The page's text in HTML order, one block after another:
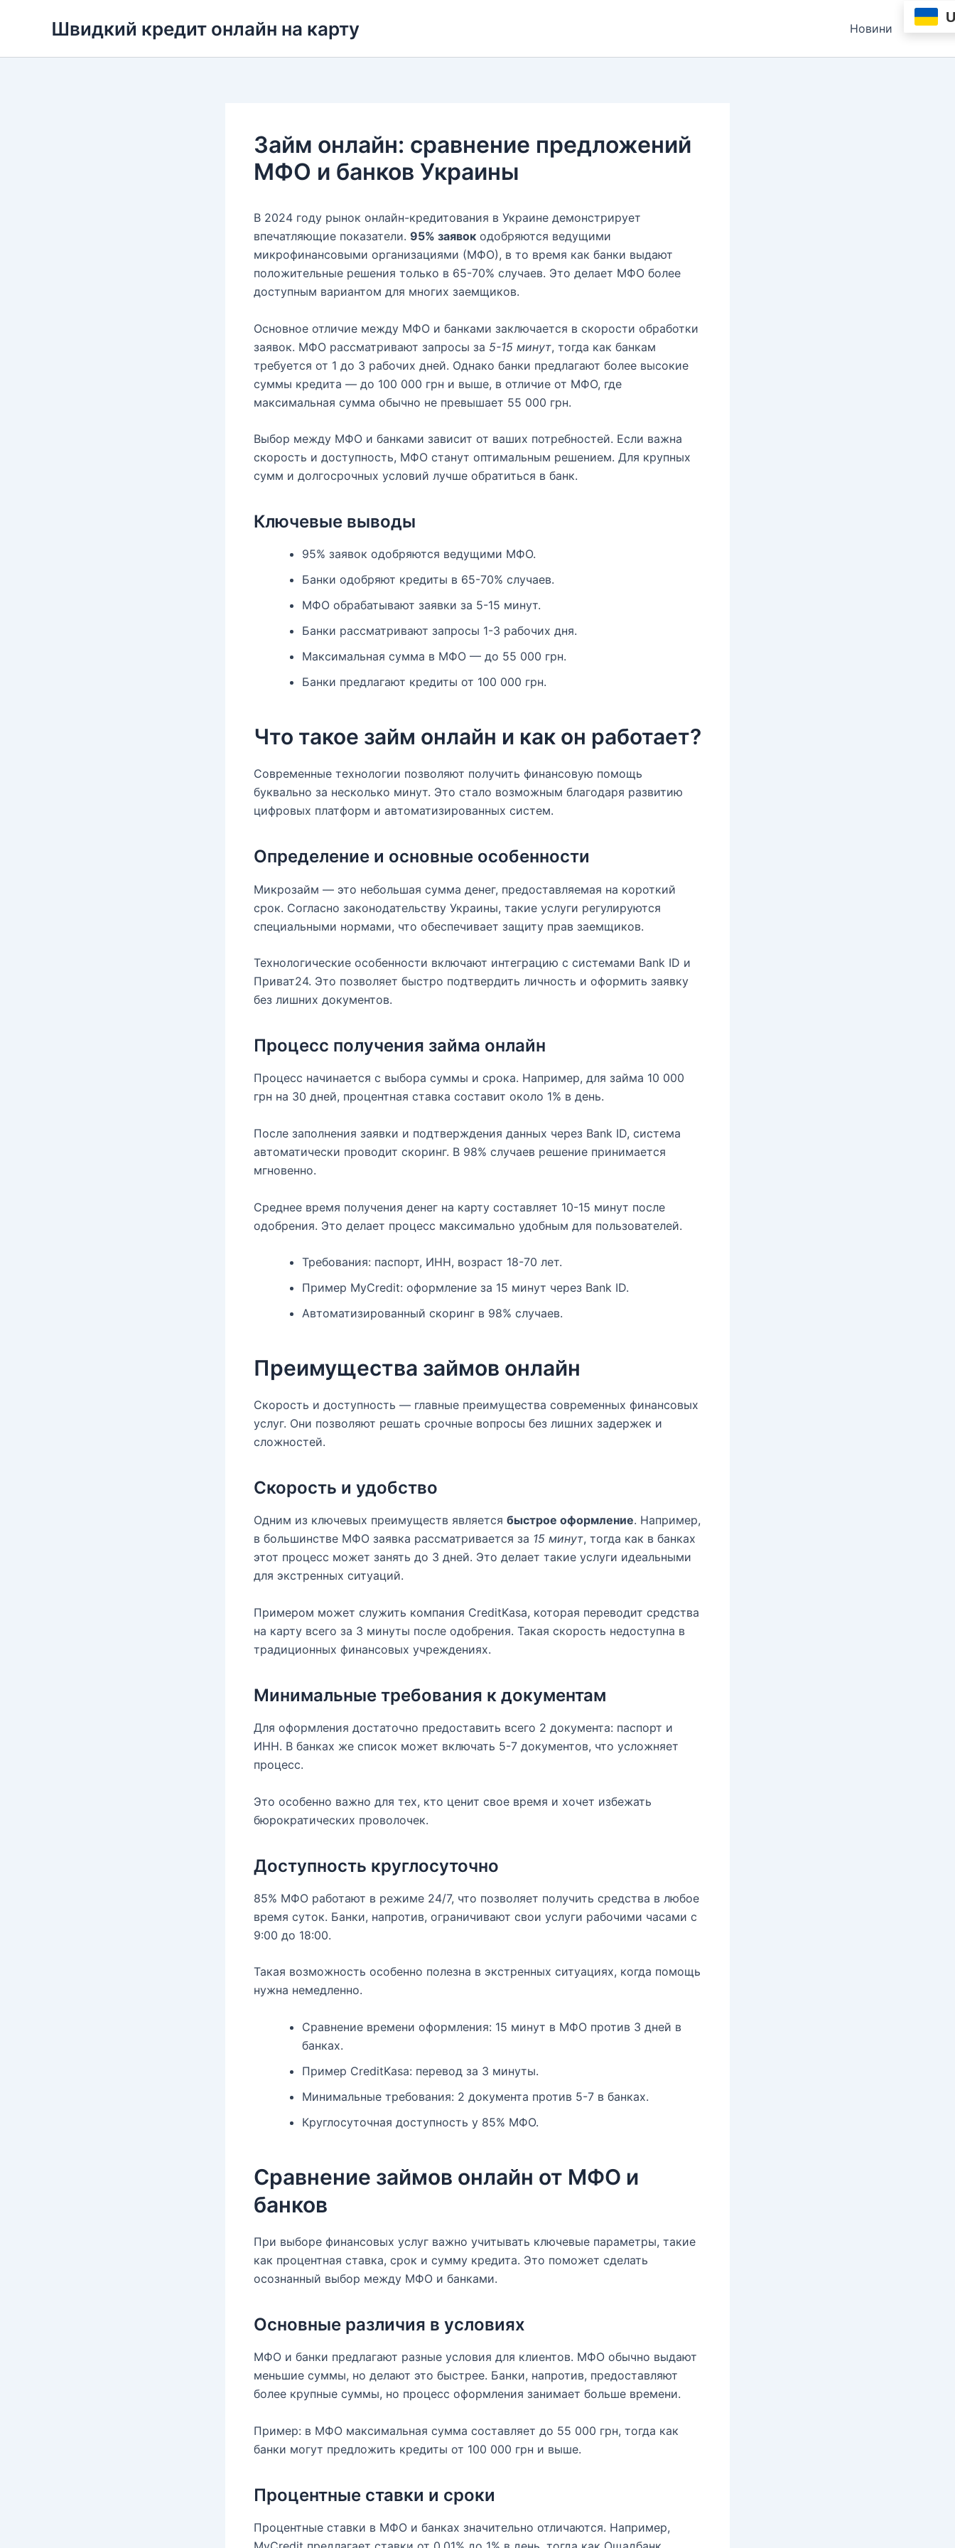
Швидкий кредит онлайн на карту Новини
Займ онлайн: сравнение предложений
МФО и банков Украины
В 2024 году рынок онлайн-кредитования в Украине демонстрирует
впечатляющие показатели. 95% заявок одобряются ведущими
микрофинансовыми организациями (МФО), в то время как банки выдают
положительные решения только в 65-70% случаев. Это делает МФО более
доступным вариантом для многих заемщиков.
Основное отличие между МФО и банками заключается в скорости обработки
заявок. МФО рассматривают запросы за 5-15 минут, тогда как банкам
требуется от 1 до 3 рабочих дней. Однако банки предлагают более высокие
суммы кредита — до 100 000 грн и выше, в отличие от МФО, где
максимальная сумма обычно не превышает 55 000 грн.
Выбор между МФО и банками зависит от ваших потребностей. Если важна
скорость и доступность, МФО станут оптимальным решением. Для крупных
сумм и долгосрочных условий лучше обратиться в банк.
Ключевые выводы
95% заявок одобряются ведущими МФО.
Банки одобряют кредиты в 65-70% случаев.
МФО обрабатывают заявки за 5-15 минут.
Банки рассматривают запросы 1-3 рабочих дня.
Максимальная сумма в МФО — до 55 000 грн.
Банки предлагают кредиты от 100 000 грн.
Что такое займ онлайн и как он работает?
Современные технологии позволяют получить финансовую помощь
буквально за несколько минут. Это стало возможным благодаря развитию
цифровых платформ и автоматизированных систем.
Определение и основные особенности
Микрозайм — это небольшая сумма денег, предоставляемая на короткий
срок. Согласно законодательству Украины, такие услуги регулируются
специальными нормами, что обеспечивает защиту прав заемщиков.
Технологические особенности включают интеграцию с системами Bank ID и
Приват24. Это позволяет быстро подтвердить личность и оформить заявку
без лишних документов.
Процесс получения займа онлайн
Процесс начинается с выбора суммы и срока. Например, для займа 10 000
грн на 30 дней, процентная ставка составит около 1% в день.
После заполнения заявки и подтверждения данных через Bank ID, система
автоматически проводит скоринг. В 98% случаев решение принимается
мгновенно.
Среднее время получения денег на карту составляет 10-15 минут после
одобрения. Это делает процесс максимально удобным для пользователей.
Требования: паспорт, ИНН, возраст 18-70 лет.
Пример MyCredit: оформление за 15 минут через Bank ID.
Автоматизированный скоринг в 98% случаев.
Преимущества займов онлайн
Скорость и доступность — главные преимущества современных финансовых
услуг. Они позволяют решать срочные вопросы без лишних задержек и
сложностей.
Скорость и удобство
Одним из ключевых преимуществ является быстрое оформление. Например,
в большинстве МФО заявка рассматривается за 15 минут, тогда как в банках
этот процесс может занять до 3 дней. Это делает такие услуги идеальными
для экстренных ситуаций.
Примером может служить компания CreditKasa, которая переводит средства
на карту всего за 3 минуты после одобрения. Такая скорость недоступна в
традиционных финансовых учреждениях.
Минимальные требования к документам
Для оформления достаточно предоставить всего 2 документа: паспорт и
ИНН. В банках же список может включать 5-7 документов, что усложняет
процесс.
Это особенно важно для тех, кто ценит свое время и хочет избежать
бюрократических проволочек.
Доступность круглосуточно
85% МФО работают в режиме 24/7, что позволяет получить средства в любое
время суток. Банки, напротив, ограничивают свои услуги рабочими часами с
9:00 до 18:00.
Такая возможность особенно полезна в экстренных ситуациях, когда помощь
нужна немедленно.
Сравнение времени оформления: 15 минут в МФО против 3 дней в
банках.
Пример CreditKasa: перевод за 3 минуты.
Минимальные требования: 2 документа против 5-7 в банках.
Круглосуточная доступность у 85% МФО.
Сравнение займов онлайн от МФО и
банков
При выборе финансовых услуг важно учитывать ключевые параметры, такие
как процентная ставка, срок и сумму кредита. Это поможет сделать
осознанный выбор между МФО и банками.
Основные различия в условиях
МФО и банки предлагают разные условия для клиентов. МФО обычно выдают
меньшие суммы, но делают это быстрее. Банки, напротив, предоставляют
более крупные суммы, но процесс оформления занимает больше времени.
Пример: в МФО максимальная сумма составляет до 55 000 грн, тогда как
банки могут предложить кредиты от 100 000 грн и выше.
Процентные ставки и сроки
Процентные ставки в МФО и банках значительно отличаются. Например,